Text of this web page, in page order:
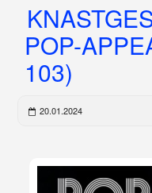
POP-
103)
20.01.2024